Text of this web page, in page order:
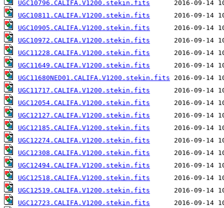
UGC10796.CALIFA.V1200.stekin.fits
UGC10811.CALIFA.V1200.stekin.fits
UGC10905.CALIFA.V1200.stekin.fits
UGC10972.CALIFA.V1200.stekin.fits
UGC11228.CALIFA.V1200.stekin.fits
UGC11649.CALIFA.V1200.stekin.fits
UGC11680NED01.CALIFA.V1200.stekin.fits
UGC11717.CALIFA.V1200.stekin.fits
UGC12054.CALIFA.V1200.stekin.fits
UGC12127.CALIFA.V1200.stekin.fits
UGC12185.CALIFA.V1200.stekin.fits
UGC12274.CALIFA.V1200.stekin.fits
UGC12308.CALIFA.V1200.stekin.fits
UGC12494.CALIFA.V1200.stekin.fits
UGC12518.CALIFA.V1200.stekin.fits
UGC12519.CALIFA.V1200.stekin.fits
UGC12723.CALIFA.V1200.stekin.fits